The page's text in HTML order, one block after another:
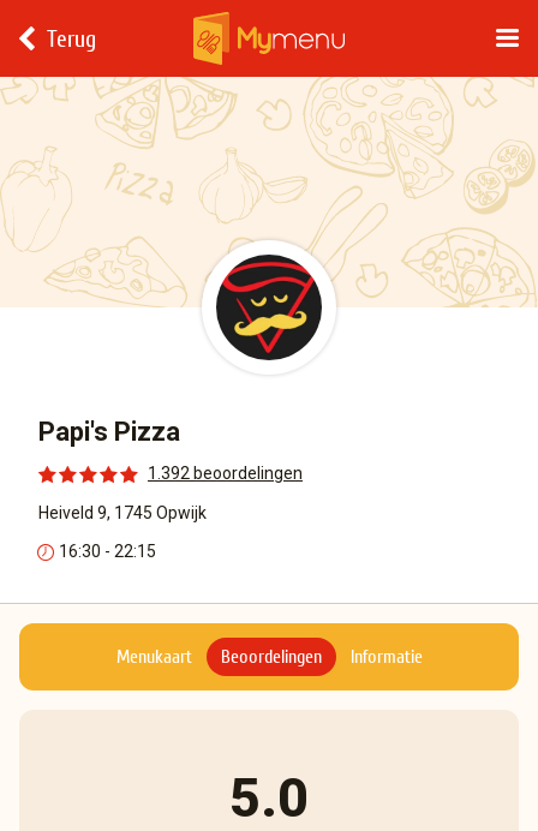
Terug
Papi's Pizza
1.392 beoordelingen
Heiveld 9, 1745 Opwijk
16:30 - 22:15
Menukaart Beoordelingen Informatie
5.0